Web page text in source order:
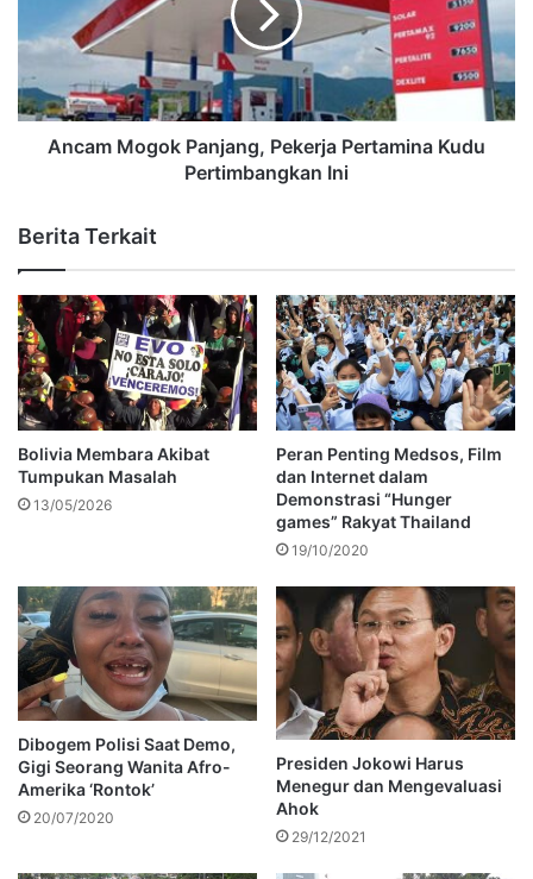
Ancam Mogok Panjang, Pekerja Pertamina Kudu
Pertimbangkan Ini
Berita Terkait
Bolivia Membara Akibat
Tumpukan Masalah
13/05/2026
Peran Penting Medsos, Film
dan Internet dalam
Demonstrasi “Hunger
games” Rakyat Thailand
19/10/2020
Dibogem Polisi Saat Demo,
Gigi Seorang Wanita Afro-
Amerika ‘Rontok’
20/07/2020
Presiden Jokowi Harus
Menegur dan Mengevaluasi
Ahok
29/12/2021